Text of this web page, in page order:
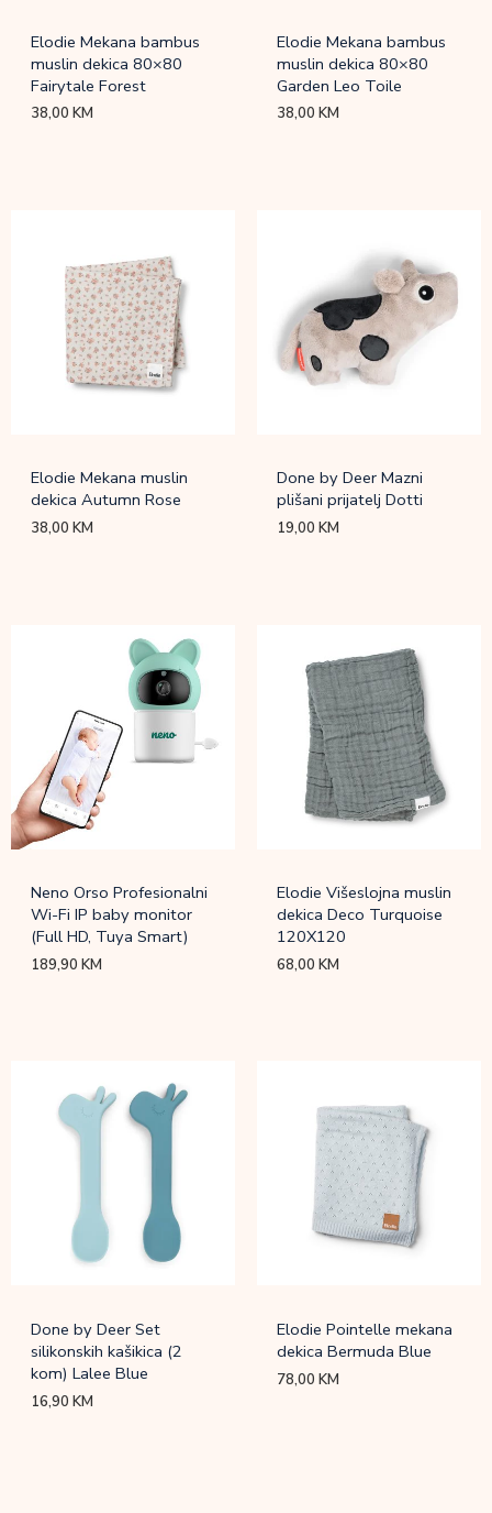
Elodie Mekana bambus
muslin dekica 80×80
Fairytale Forest
38,00KM
Elodie Mekana bambus
muslin dekica 80×80
Garden Leo Toile
38,00KM
Elodie Mekana muslin
dekica Autumn Rose
38,00KM
Done by Deer Mazni
plišani prijatelj Dotti
19,00KM
Neno Orso Profesionalni
Wi-Fi IP baby monitor
(Full HD, Tuya Smart)
189,90KM
Elodie Višeslojna muslin
dekica Deco Turquoise
120X120
68,00KM
Done by Deer Set
silikonskih kašikica (2
kom) Lalee Blue
16,90KM
Elodie Pointelle mekana
dekica Bermuda Blue
78,00KM